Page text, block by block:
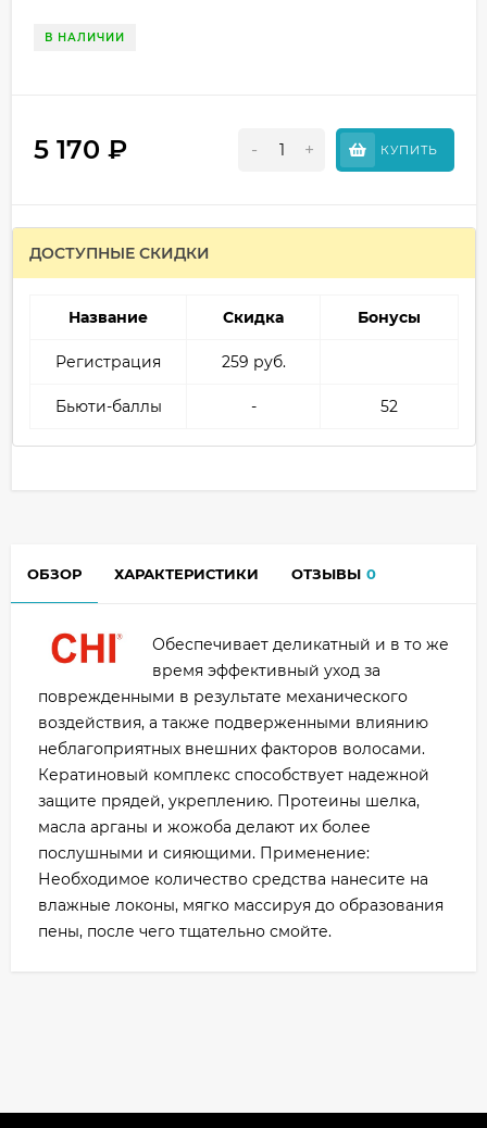
В НАЛИЧИИ
5 170 ₽ - + КУПИТЬ
ДОСТУПНЫЕ СКИДКИ
Название Скидка Бонусы
Регистрация 259 руб.
Бьюти-баллы - 52
ОБЗОР ХАРАКТЕРИСТИКИ ОТЗЫВЫ 0
Обеспечивает деликатный и в то же
время эффективный уход за
поврежденными в результате механического
воздействия, а также подверженными влиянию
неблагоприятных внешних факторов волосами.
Кератиновый комплекс способствует надежной
защите прядей, укреплению. Протеины шелка,
масла арганы и жожоба делают их более
послушными и сияющими. Применение:
Необходимое количество средства нанесите на
влажные локоны, мягко массируя до образования
пены, после чего тщательно смойте.